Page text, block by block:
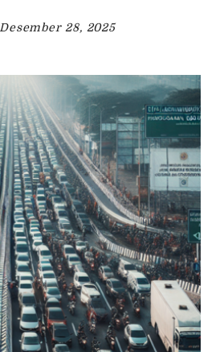
Desember 28, 2025